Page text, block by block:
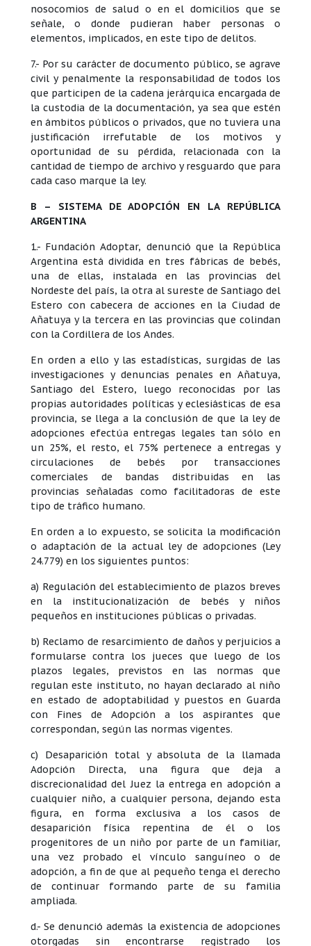
nosocomios de salud o en el domicilios que se
señale, o donde pudieran haber personas o
elementos, implicados, en este tipo de delitos.
7.- Por su carácter de documento público, se agrave
civil y penalmente la responsabilidad de todos los
que participen de la cadena jerárquica encargada de
la custodia de la documentación, ya sea que estén
en ámbitos públicos o privados, que no tuviera una
justificación irrefutable de los motivos y
oportunidad de su pérdida, relacionada con la
cantidad de tiempo de archivo y resguardo que para
cada caso marque la ley.
B – SISTEMA DE ADOPCIÓN EN LA REPÚBLICA
ARGENTINA
1.- Fundación Adoptar, denunció que la República
Argentina está dividida en tres fábricas de bebés,
una de ellas, instalada en las provincias del
Nordeste del país, la otra al sureste de Santiago del
Estero con cabecera de acciones en la Ciudad de
Añatuya y la tercera en las provincias que colindan
con la Cordillera de los Andes.
En orden a ello y las estadísticas, surgidas de las
investigaciones y denuncias penales en Añatuya,
Santiago del Estero, luego reconocidas por las
propias autoridades políticas y eclesiásticas de esa
provincia, se llega a la conclusión de que la ley de
adopciones efectúa entregas legales tan sólo en
un 25%, el resto, el 75% pertenece a entregas y
circulaciones de bebés por transacciones
comerciales de bandas distribuidas en las
provincias señaladas como facilitadoras de este
tipo de tráfico humano.
En orden a lo expuesto, se solicita la modificación
o adaptación de la actual ley de adopciones (Ley
24.779) en los siguientes puntos:
a) Regulación del establecimiento de plazos breves
en la institucionalización de bebés y niños
pequeños en instituciones públicas o privadas.
b) Reclamo de resarcimiento de daños y perjuicios a
formularse contra los jueces que luego de los
plazos legales, previstos en las normas que
regulan este instituto, no hayan declarado al niño
en estado de adoptabilidad y puestos en Guarda
con Fines de Adopción a los aspirantes que
correspondan, según las normas vigentes.
c) Desaparición total y absoluta de la llamada
Adopción Directa, una figura que deja a
discrecionalidad del Juez la entrega en adopción a
cualquier niño, a cualquier persona, dejando esta
figura, en forma exclusiva a los casos de
desaparición física repentina de él o los
progenitores de un niño por parte de un familiar,
una vez probado el vínculo sanguíneo o de
adopción, a fin de que al pequeño tenga el derecho
de continuar formando parte de su familia
ampliada.
d.- Se denunció además la existencia de adopciones
otorgadas sin encontrarse registrado los